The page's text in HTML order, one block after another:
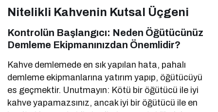
Nitelikli Kahvenin Kutsal Üçgeni
Kontrolün Başlangıcı: Neden Öğütücünüz
Demleme Ekipmanınızdan Önemlidir?
Kahve demlemede en sık yapılan hata, pahalı
demleme ekipmanlarına yatırım yapıp, öğütücüyü
es geçmektir. Unutmayın: Kötü bir öğütücü ile iyi
kahve yapamazsınız, ancak iyi bir öğütücü ile en